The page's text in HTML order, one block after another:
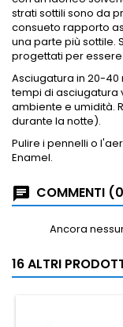
strati sottili sono da
consueto rapporto
una parte più sottile.
progettati per
Asciugatura in 20-40
tempi di asciugatura
ambiente e umidità.
durante la notte).
Pulire i pennelli o
Enamel.
COMMENTI
Ancora
16 ALTRI